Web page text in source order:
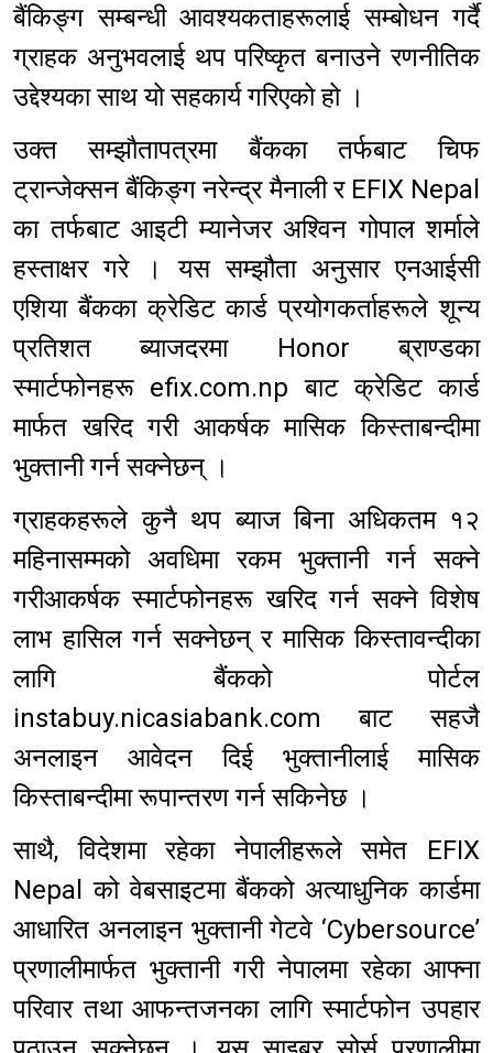
बैंकिङ्ग सम्बन्धी आवश्यकताहरूलाई सम्बोधन गर्दै
ग्राहक अनुभवलाई थप परिष्कृत बनाउने रणनीतिक
उद्देश्यका साथ यो सहकार्य गरिएको हो ।
उक्त सम्झौतापत्रमा बैंकका तर्फबाट चिफ
ट्रान्जेक्सन बैंकिङ्ग नरेन्द्र मैनाली र EFIX Nepal
का तर्फबाट आइटी म्यानेजर अश्विन गोपाल शर्माले
हस्ताक्षर गरे । यस सम्झौता अनुसार एनआईसी
एशिया बैंकका क्रेडिट कार्ड प्रयोगकर्ताहरूले शून्य
प्रतिशत ब्याजदरमा Honor ब्राण्डका
स्मार्टफोनहरू efix.com.np बाट क्रेडिट कार्ड
मार्फत खरिद गरी आकर्षक मासिक किस्ताबन्दीमा
भुक्तानी गर्न सक्नेछन् ।
ग्राहकहरूले कुनै थप ब्याज बिना अधिकतम १२
महिनासम्मको अवधिमा रकम भुक्तानी गर्न सक्ने
गरीआकर्षक स्मार्टफोनहरू खरिद गर्न सक्ने विशेष
लाभ हासिल गर्न सक्नेछन् र मासिक किस्तावन्दीका
लागि बैंकको पोर्टल
instabuy.nicasiabank.com बाट सहजै
अनलाइन आवेदन दिई भुक्तानीलाई मासिक
किस्ताबन्दीमा रूपान्तरण गर्न सकिनेछ ।
साथै, विदेशमा रहेका नेपालीहरूले समेत EFIX
Nepal को वेबसाइटमा बैंकको अत्याधुनिक कार्डमा
आधारित अनलाइन भुक्तानी गेटवे ‘Cybersource’
प्रणालीमार्फत भुक्तानी गरी नेपालमा रहेका आफ्ना
परिवार तथा आफन्तजनका लागि स्मार्टफोन उपहार